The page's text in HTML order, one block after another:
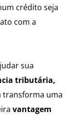
crédito seja
com a
sua
tributária,
transforma uma
vantagem